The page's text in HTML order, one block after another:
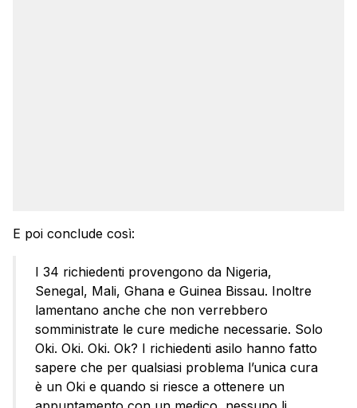
E poi conclude così:
I 34 richiedenti provengono da Nigeria,
Senegal, Mali, Ghana e Guinea Bissau. Inoltre
lamentano anche che non verrebbero
somministrate le cure mediche necessarie. Solo
Oki. Oki. Oki. Ok? I richiedenti asilo hanno fatto
sapere che per qualsiasi problema l’unica cura
è un Oki e quando si riesce a ottenere un